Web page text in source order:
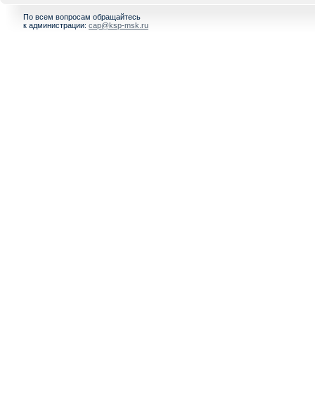
По всем вопросам обращайтесь
к администрации: cap@ksp-msk.ru